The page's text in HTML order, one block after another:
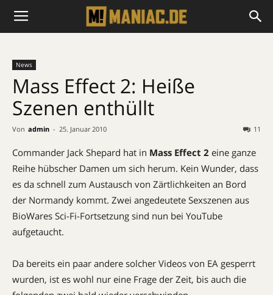
News
Mass Effect 2: Heiße
Szenen enthüllt
Von admin - 25. Januar 2010 11
Commander Jack Shepard hat in Mass Effect 2 eine ganze
Reihe hübscher Damen um sich herum. Kein Wunder, dass
es da schnell zum Austausch von Zärtlichkeiten an Bord
der Normandy kommt. Zwei angedeutete Sexszenen aus
BioWares Sci-Fi-Fortsetzung sind nun bei YouTube
aufgetaucht.
Da bereits ein paar andere solcher Videos von EA gesperrt
wurden, ist es wohl nur eine Frage der Zeit, bis auch die